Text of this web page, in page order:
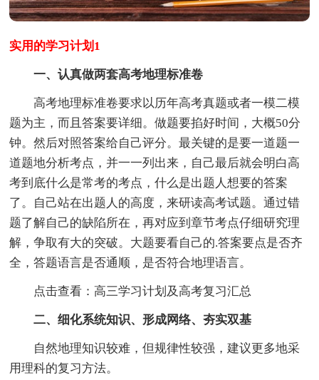
实用的学习计划1
一、认真做两套高考地理标准卷
高考地理标准卷要求以历年高考真题或者一模二模
题为主，而且答案要详细。做题要掐好时间，大概50分
钟。然后对照答案给自己评分。最关键的是要一道题一
道题地分析考点，并一一列出来，自己最后就会明白高
考到底什么是常考的考点，什么是出题人想要的答案
了。自己站在出题人的高度，来研读高考试题。通过错
题了解自己的缺陷所在，再对应到章节考点仔细研究理
解，争取有大的突破。大题要看自己的.答案要点是否齐
全，答题语言是否通顺，是否符合地理语言。
点击查看：高三学习计划及高考复习汇总
二、细化系统知识、形成网络、夯实双基
自然地理知识较难，但规律性较强，建议更多地采
用理科的复习方法。